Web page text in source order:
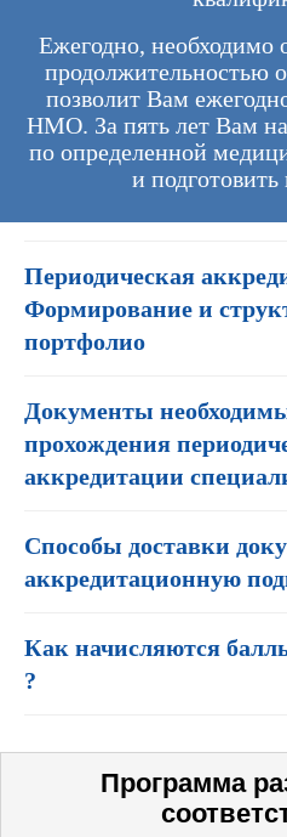
Ежегодно, необходимо
продолжительностью
позволит Вам
НМО. За пять лет Вам
по определенной
и
Периодическая
Формирование и
портфолио
Документы
прохождения
аккредитации
Способы доставки
аккредитационную
Как начисляются
?
Программа